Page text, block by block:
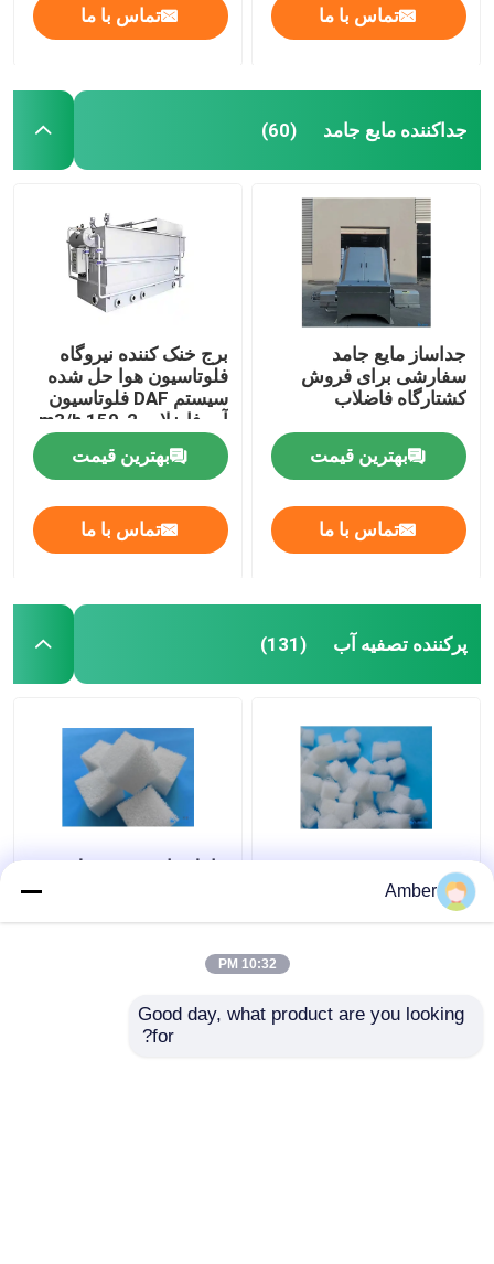
تماس با ما تماس با ما
جداکننده مایع جامد (60)
جداساز مایع جامد
سفارشی برای فروش
کشتارگاه فاضلاب
بهترین قیمت
تماس با ما
برج خنک کننده نیروگاه
فلوتاسیون هوا حل شده
سیستم DAF فلوتاسیون
آب فاضلاب 2-150 m3/h
واحد
بهترین قیمت
تماس با ما
پرکننده تصفیه آب (131)
PCG Polymer
Composite Gel
Biocarriers
حامل های زیستی ژل
کامپوزیت پلیمری پرکننده
تماس با ما
Amber
10:32 PM
Good day, what product are you looking
for?